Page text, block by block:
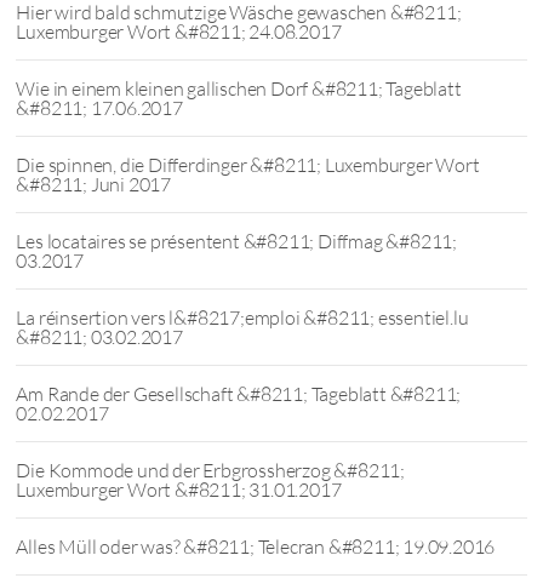
Hier wird bald schmutzige Wäsche gewaschen &#8211;
Luxemburger Wort &#8211; 24.08.2017
Wie in einem kleinen gallischen Dorf &#8211; Tageblatt
&#8211; 17.06.2017
Die spinnen, die Differdinger &#8211; Luxemburger Wort
&#8211; Juni 2017
Les locataires se présentent &#8211; Diffmag &#8211;
03.2017
La réinsertion vers l&#8217;emploi &#8211; essentiel.lu
&#8211; 03.02.2017
Am Rande der Gesellschaft &#8211; Tageblatt &#8211;
02.02.2017
Die Kommode und der Erbgrossherzog &#8211;
Luxemburger Wort &#8211; 31.01.2017
Alles Müll oder was? &#8211; Telecran &#8211; 19.09.2016